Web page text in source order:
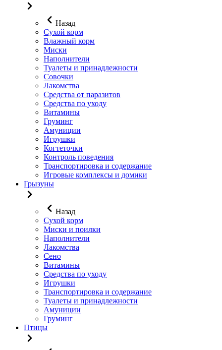
Назад
Сухой корм
Влажный корм
Миски
Наполнители
Туалеты и принадлежности
Совочки
Лакомства
Средства от паразитов
Средства по уходу
Витамины
Груминг
Амуниции
Игрушки
Когтеточки
Контроль поведения
Транспортировка и содержание
Игровые комплексы и домики
Грызуны
Назад
Сухой корм
Миски и поилки
Наполнители
Лакомства
Сено
Витамины
Средства по уходу
Игрушки
Транспортировка и содержание
Туалеты и принадлежности
Амуниции
Груминг
Птицы